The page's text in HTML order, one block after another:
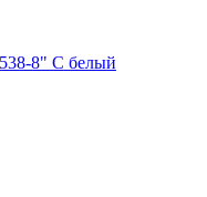
8" C белый